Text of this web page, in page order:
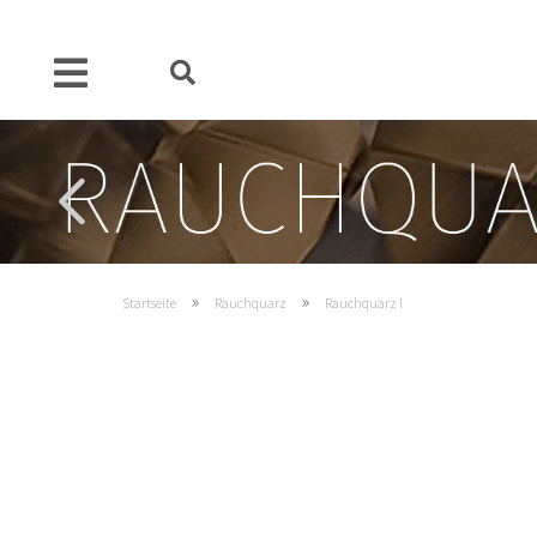
Startseite » Rauchquarz » Rauchquarz I